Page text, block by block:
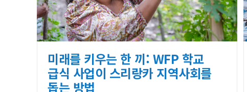
미래를 키우는 한 끼: WFP 학교
급식 사업이 스리랑카 지역사회를
돕는 방법